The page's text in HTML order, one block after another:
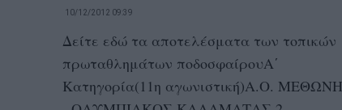
10/12/2012 09:39
Δείτε εδώ τα αποτελέσματα των τοπικών
πρωταθλημάτων ποδοσφαίρουΑ΄
Κατηγορία(11η αγωνιστική)Α.Ο.